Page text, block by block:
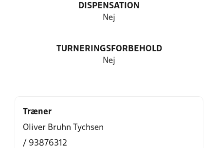
DISPENSATION
Nej
TURNERINGSFORBEHOLD
Nej
Træner
Oliver Bruhn Tychsen
/ 93876312